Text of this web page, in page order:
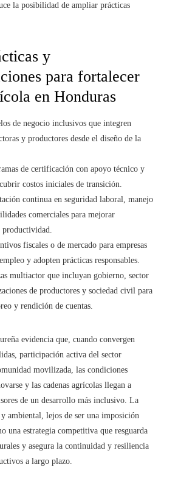
la posibilidad de ampliar prácticas
y
para fortalecer
en Honduras
de negocio inclusivos que integren
y productores desde el diseño de la
de certificación con apoyo técnico y
costos iniciales de transición.
continua en seguridad laboral, manejo
comerciales para mejorar
fiscales o de mercado para empresas
y adopten prácticas responsables.
multiactor que incluyan gobierno, sector
de productores y sociedad civil para
y rendición de cuentas.
evidencia que, cuando convergen
participación activa del sector
movilizada, las condiciones
y las cadenas agrícolas llegan a
de un desarrollo más inclusivo. La
ambiental, lejos de ser una imposición
una estrategia competitiva que resguarda
y asegura la continuidad y resiliencia
a largo plazo.